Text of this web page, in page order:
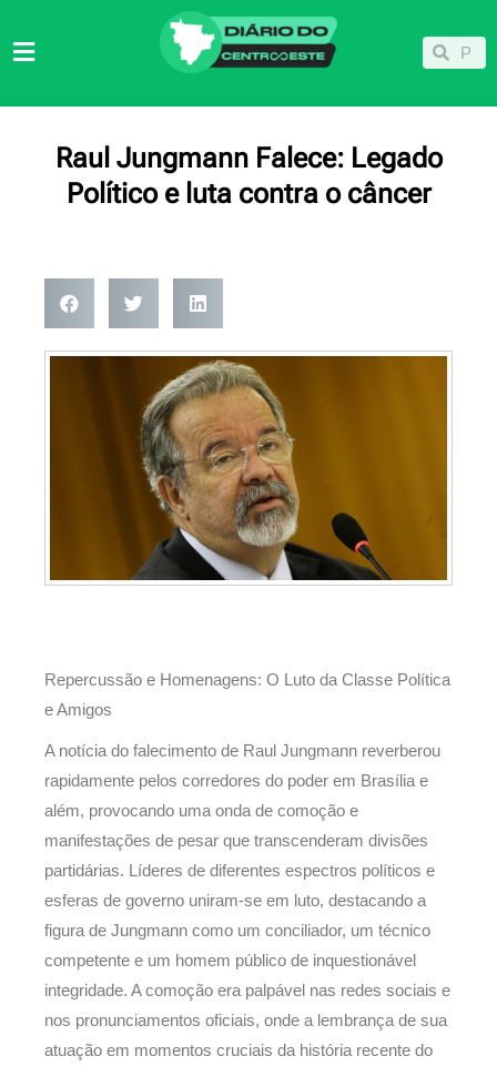
para
Pesquisar
Raul Jungmann Falece: Legado
Político e luta contra o câncer
Repercussão e Homenagens: O Luto da Classe Política
e Amigos
A notícia do falecimento de Raul Jungmann reverberou
rapidamente pelos corredores do poder em Brasília e
além, provocando uma onda de comoção e
manifestações de pesar que transcenderam divisões
partidárias. Líderes de diferentes espectros políticos e
esferas de governo uniram-se em luto, destacando a
figura de Jungmann como um conciliador, um técnico
competente e um homem público de inquestionável
integridade. A comoção era palpável nas redes sociais e
nos pronunciamentos oficiais, onde a lembrança de sua
atuação em momentos cruciais da história recente do